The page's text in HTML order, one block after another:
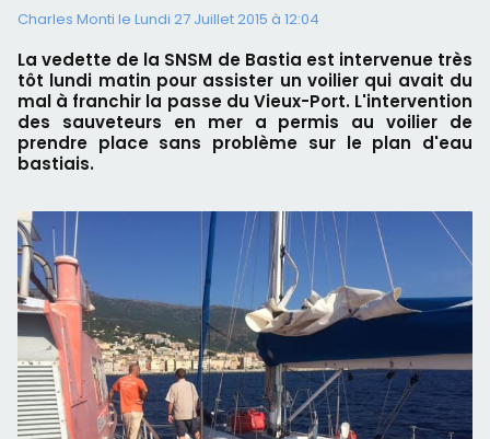
Charles Monti le Lundi 27 Juillet 2015 à 12:04
La vedette de la SNSM de Bastia est intervenue très
tôt lundi matin pour assister un voilier qui avait du
mal à franchir la passe du Vieux-Port. L'intervention
des sauveteurs en mer a permis au voilier de
prendre place sans problème sur le plan d'eau
bastiais.